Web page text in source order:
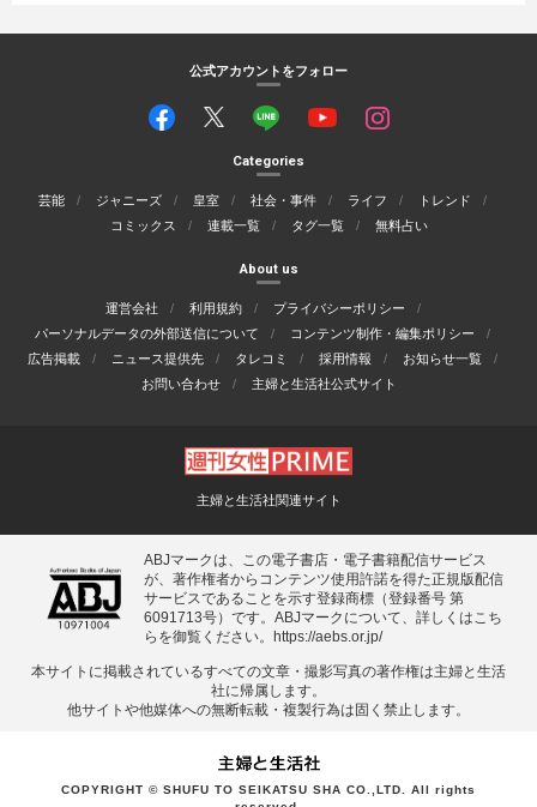
公式アカウントをフォロー
Categories
芸能 ジャニーズ 皇室 社会・事件 ライフ
トレンド
コミックス
連載一覧 タグ一覧 無料占い
About us
運営会社 利用規約
プライバシーポリシー
パーソナルデータの外部送信について
コンテンツ制作・編集ポリシー
広告掲載
ニュース提供先 タレコミ 採用情報
お知らせ一覧
お問い合わせ
主婦と生活社公式サイト
主婦と生活社関連サイト
ABJマークは、この電子書店・電子書籍配信サービス
が、著作権者からコンテンツ使用許諾を得た正規版配信
サービスであることを示す登録商標（登録番号 第
6091713号）です。ABJマークについて、詳しくはこち
らを御覧ください。
https://aebs.or.jp/
本サイトに掲載されているすべての⽂章・撮影写真の著作権は主婦と⽣活
社に帰属します。
他サイトや他媒体への無断転載・複製⾏為は固く禁⽌します。
COPYRIGHT © SHUFU TO SEIKATSU SHA CO.,LTD. All rights